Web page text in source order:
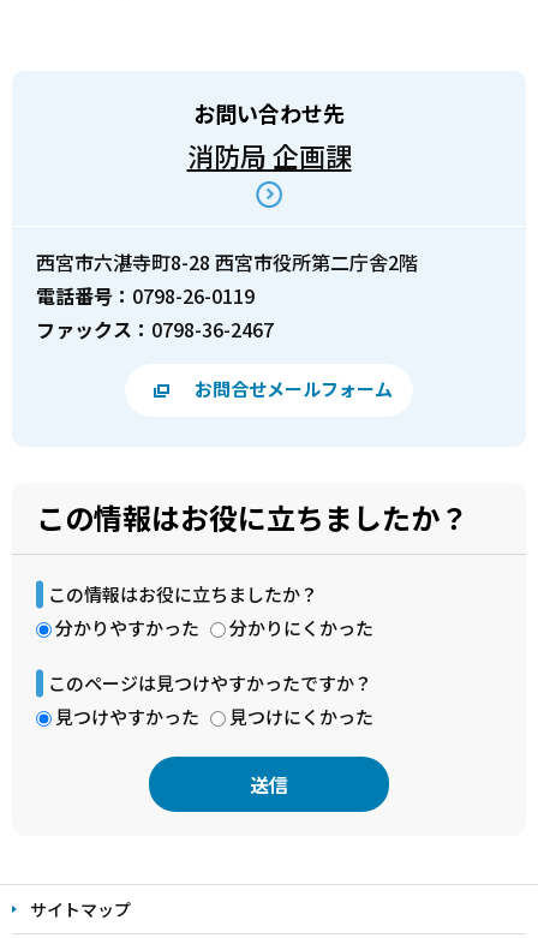
お問い合わせ先
消防局 企画課
西宮市六湛寺町8-28 西宮市役所第二庁舎2階
電話番号： 0798-26-0119
ファックス： 0798-36-2467
お問合せメールフォーム
この情報はお役に立ちましたか？
この情報はお役に立ちましたか？
分かりやすかった
分かりにくかった
このページは見つけやすかったですか？
見つけやすかった
見つけにくかった
文
こ サイトマップ